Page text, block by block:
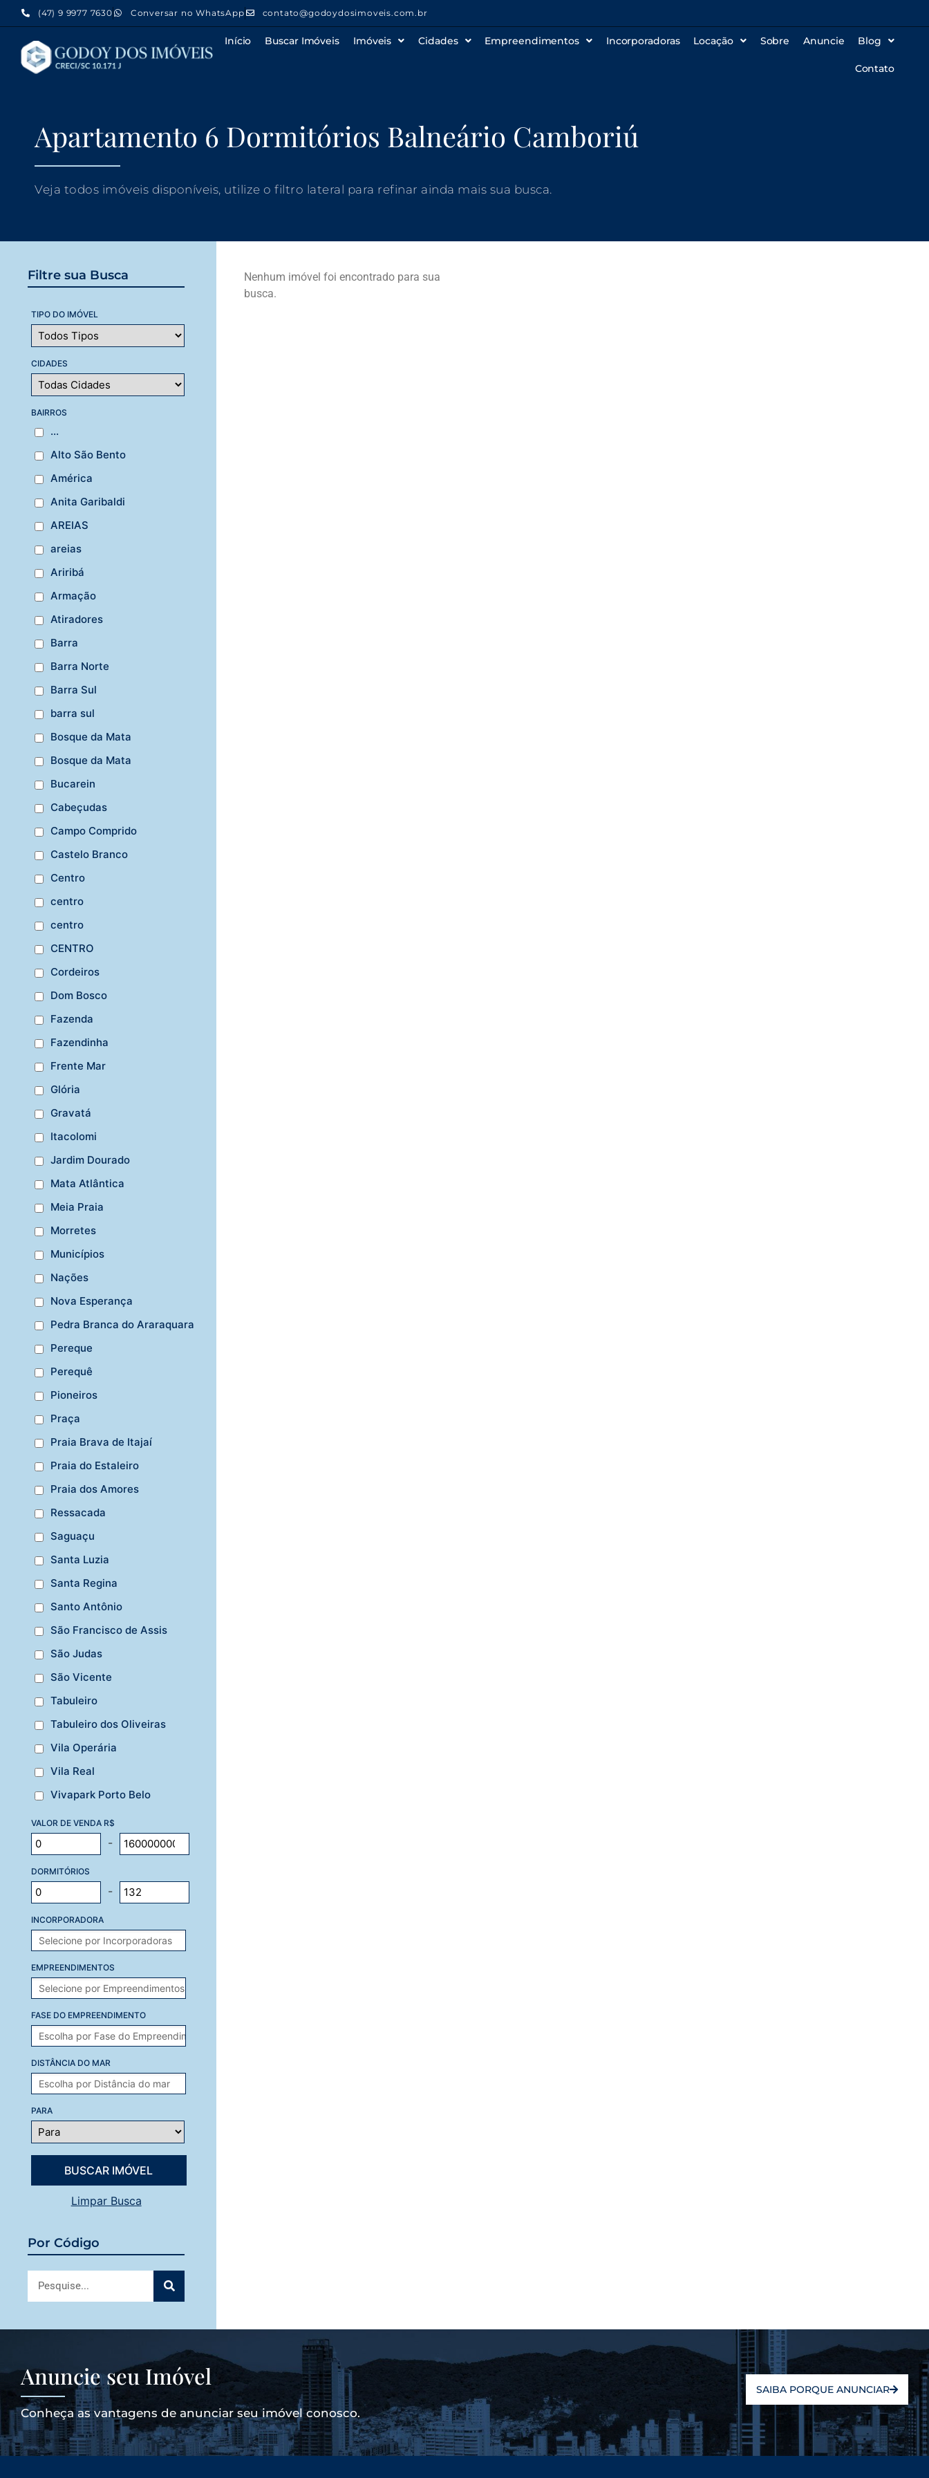
(47) 9 9977 7630 Conversar no WhatsApp contato@godoydosimoveis.com.br
Início Buscar Imóveis Imóveis Cidades Empreendimentos Incorporadoras Locação Sobre Anuncie Blog
Contato
Apartamento 6 Dormitórios Balneário Camboriú
Veja todos imóveis disponíveis, utilize o filtro lateral para refinar ainda mais sua busca.
Filtre sua Busca
TIPO DO IMÓVEL
CIDADES
BAIRROS
...
Alto São Bento
América
Anita Garibaldi
AREIAS
areias
Ariribá
Armação
Atiradores
Barra
Barra Norte
Barra Sul
barra sul
Bosque da Mata
Bosque da Mata
Bucarein
Cabeçudas
Campo Comprido
Castelo Branco
Centro
centro
centro
CENTRO
Cordeiros
Dom Bosco
Fazenda
Fazendinha
Frente Mar
Glória
Gravatá
Itacolomi
Jardim Dourado
Mata Atlântica
Meia Praia
Morretes
Municípios
Nações
Nova Esperança
Pedra Branca do Araraquara
Pereque
Perequê
Pioneiros
Praça
Praia Brava de Itajaí
Praia do Estaleiro
Praia dos Amores
Ressacada
Saguaçu
Santa Luzia
Santa Regina
Santo Antônio
São Francisco de Assis
São Judas
São Vicente
Tabuleiro
Tabuleiro dos Oliveiras
Vila Operária
Vila Real
Vivapark Porto Belo
VALOR DE VENDA R$
-
DORMITÓRIOS
-
INCORPORADORA
EMPREENDIMENTOS
FASE DO EMPREENDIMENTO
DISTÂNCIA DO MAR
PARA
Limpar Busca
Por Código
Nenhum imóvel foi encontrado para sua
busca.
Anuncie seu Imóvel
Conheça as vantagens de anunciar seu imóvel conosco.
SAIBA PORQUE ANUNCIAR